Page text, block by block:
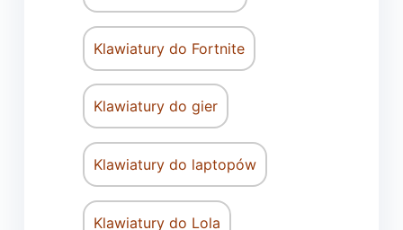
Klawiatury do Fortnite
Klawiatury do gier
Klawiatury do laptopów
Klawiatury do Lola